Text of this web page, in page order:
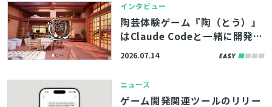
インタビュー
陶芸体験ゲーム『陶（とう）』
はClaude Codeと一緒に開発。
2日でAIがコアを実装し、自身
者インタビュー】
2026.07.14
ニュース
ゲーム開発関連ツールのリリー